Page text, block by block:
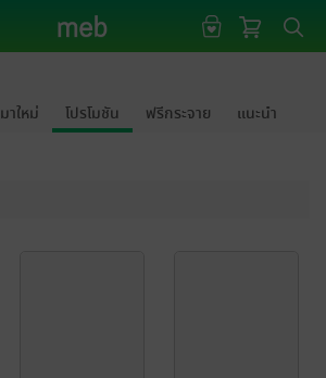
มาใหม่ โปรโมชัน ฟรีกระจาย แนะนำ